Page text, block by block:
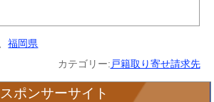
、福岡県
カテゴリー:戸籍取り寄せ請求先
スポンサーサイト